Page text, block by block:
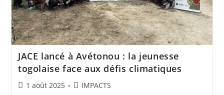
JACE lancé à Avétonou : la jeunesse
togolaise face aux défis climatiques
1 août 2025 IMPACTS